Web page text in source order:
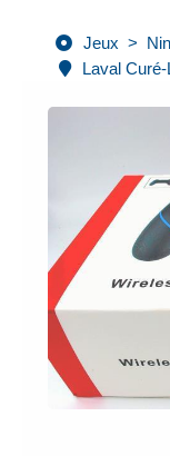
Jeux >
Laval